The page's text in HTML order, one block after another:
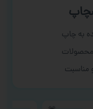
محصولات